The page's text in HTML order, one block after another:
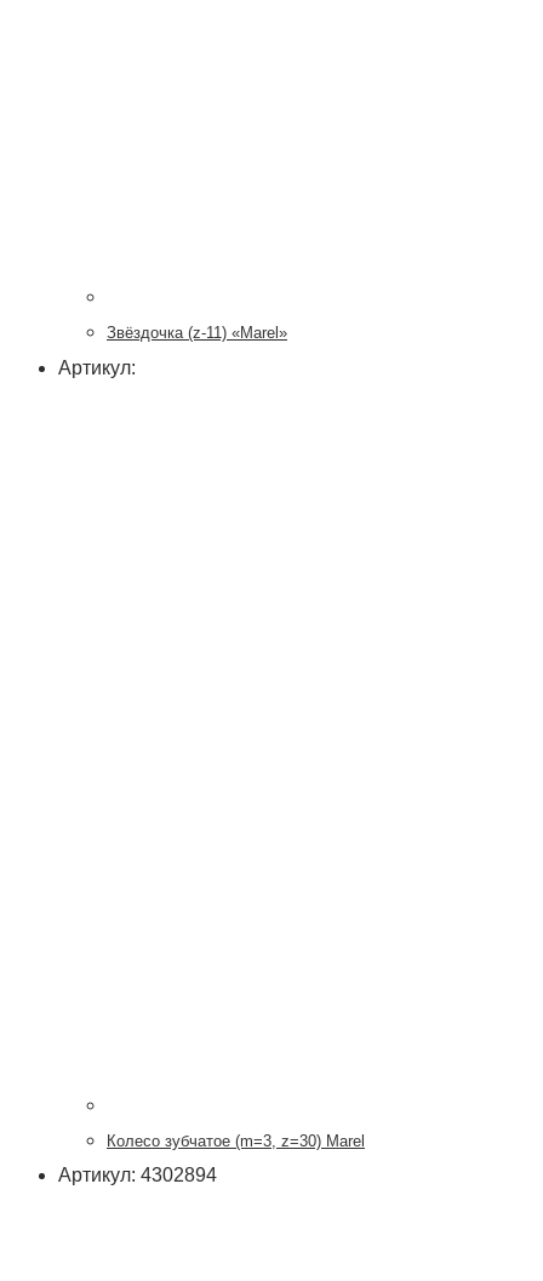
Звёздочка (z-11) «Marel»
Артикул:
Колесо зубчатое (m=3, z=30) Marel
Артикул: 4302894